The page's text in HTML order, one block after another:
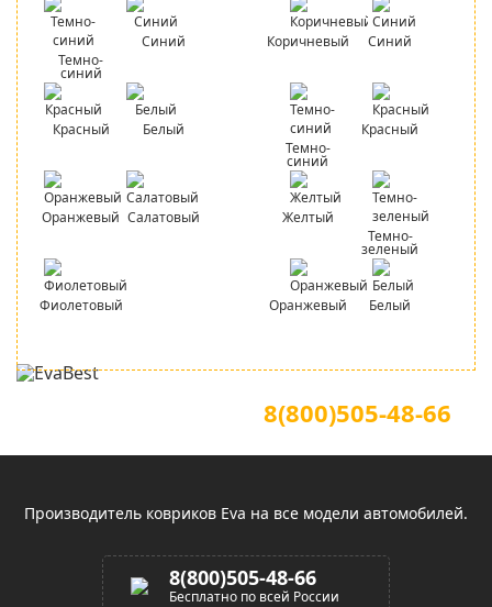
Темно-
синий
Синий
Красный Белый
Оранжевый Салатовый
Фиолетовый
Коричневый Синий
Темно-
синий
Красный
Желтый
Темно-
зеленый
Оранжевый Белый
8(800)505-48-66
Производитель ковриков Eva на все модели автомобилей.
8(800)505-48-66
Бесплатно по всей России